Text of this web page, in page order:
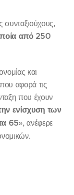
συνταξιούχους,
από 250
και
αφορά τις
που έχουν
ενίσχυση των
65», ανέφερε